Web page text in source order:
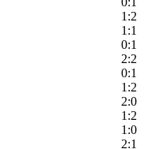
1:2
1:1
0:1
2:2
0:1
1:2
2:0
1:2
1:0
2:1